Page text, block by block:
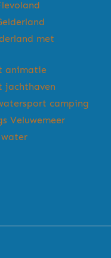
met
animatie
jachthaven
camping
Veluwemeer